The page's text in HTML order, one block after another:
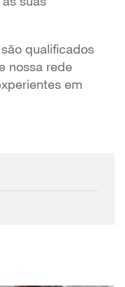
qualificados
nossa rede
em